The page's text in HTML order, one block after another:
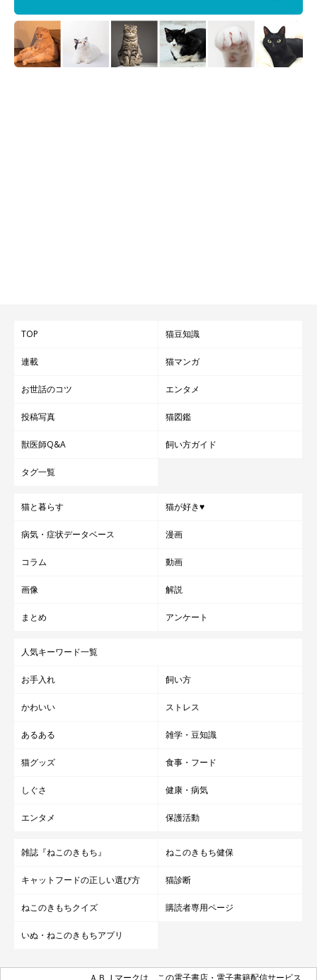
「ひとりにはしておけない！」と迎えた保護子
猫 約5年後、“可愛い自覚あり”な甘えん坊に成
のコをひとりには……」と迎えた飼い主さん家族の愛情で、5年後
トンネル小窓に“顔ハメ”した猫 違和感ゼロで
と妹猫・よもぎちゃんの日々について、飼い主さんにうかがいまし
「おててないないとあるある」をするサビ猫姉
紹介するのは、X（旧Twitter）ユーザー@sabinekonyansさんが
ファの上でくつろぐ2匹の愛猫・めいちゃん、よもぎちゃんが写っ
ています。堂々と前足を見せる「おててあるある」ポーズをするめ
ん。可愛らしい2匹について、飼い主さんに話を聞きました。
写真提供・取材協力／ @sabinekonyans
さん／X（旧Twitter）
※この記事は投稿者さまに取材し、了承の上制作したものです。
TOP 猫豆知識
連載 猫マンガ
お世話のコツ エンタメ
投稿写真 猫図鑑
獣医師Q&A 飼い方ガイド
タグ一覧
猫と暮らす 猫が好き♥
病気・症状データベース 漫画
コラム 動画
画像 解説
まとめ アンケート
人気キーワード一覧
お手入れ 飼い方
かわいい ストレス
あるある 雑学・豆知識
猫グッズ 食事・フード
しぐさ 健康・病気
エンタメ 保護活動
雑誌『ねこのきもち』 ねこのきもち健保
キャットフードの正しい選び方 猫診断
ねこのきもちクイズ 購読者専用ページ
いぬ・ねこのきもちアプリ
ＡＢＪマークは、この電子書店・電子書籍配信サービス